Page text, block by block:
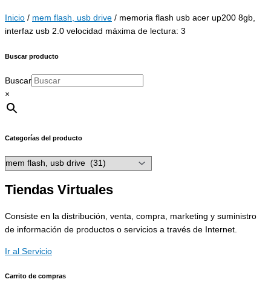
Inicio / mem flash, usb drive / memoria flash usb acer up200 8gb,
interfaz usb 2.0 velocidad máxima de lectura: 3
Buscar producto
Buscar
×
Categorías del producto
Tiendas Virtuales
Consiste en la distribución, venta, compra, marketing y suministro
de información de productos o servicios a través de Internet.
Ir al Servicio
Carrito de compras